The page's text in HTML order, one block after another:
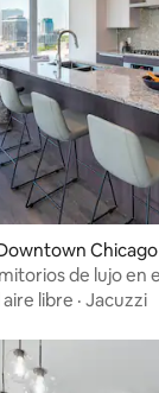
Chicago
de lujo en
aire libre · Jacuzzi